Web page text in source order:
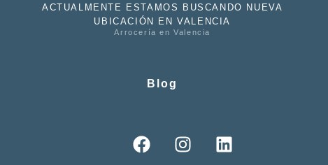
ACTUALMENTE ESTAMOS BUSCANDO NUEVA
UBICACIÓN EN VALENCIA
Arrocería en Valencia
Blog